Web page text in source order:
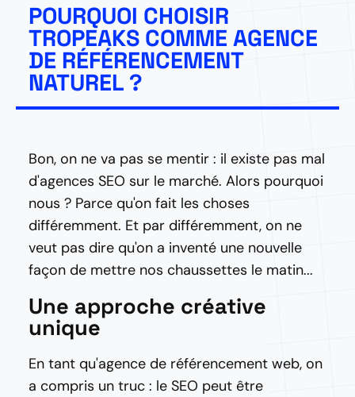
POURQUOI CHOISIR
TROPEAKS COMME AGENCE
DE RÉFÉRENCEMENT
NATUREL ?
Bon, on ne va pas se mentir : il existe pas mal
d'agences SEO sur le marché. Alors pourquoi
nous ? Parce qu'on fait les choses
différemment. Et par différemment, on ne
veut pas dire qu'on a inventé une nouvelle
façon de mettre nos chaussettes le matin...
Une approche créative
unique
En tant qu'agence de référencement web, on
a compris un truc : le SEO peut être